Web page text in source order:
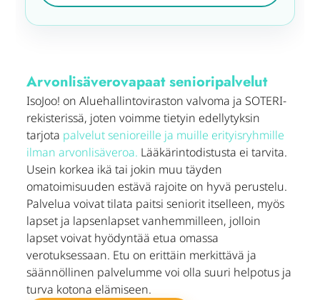
Arvonlisäverovapaat senioripalvelut
IsoJoo! on Aluehallintoviraston valvoma ja SOTERI-
rekisterissä, joten voimme tietyin edellytyksin
tarjota palvelut senioreille ja muille erityisryhmille
ilman arvonlisäveroa. Lääkärintodistusta ei tarvita.
Usein korkea ikä tai jokin muu täyden
omatoimisuuden estävä rajoite on hyvä perustelu.
Palvelua voivat tilata paitsi seniorit itselleen, myös
lapset ja lapsenlapset vanhemmilleen, jolloin
lapset voivat hyödyntää etua omassa
verotuksessaan. Etu on erittäin merkittävä ja
säännöllinen palvelumme voi olla suuri helpotus ja
turva kotona elämiseen.